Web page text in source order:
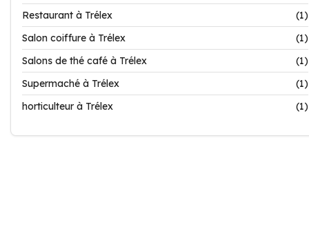
Restaurant à Trélex
(1)
Salon coiffure à Trélex
(1)
Salons de thé café à Trélex
(1)
Supermaché à Trélex
(1)
horticulteur à Trélex
(1)